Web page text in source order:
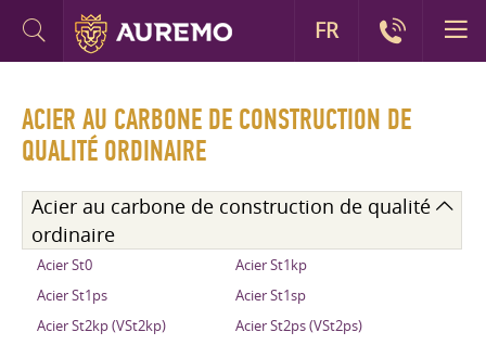
ACIER AU CARBONE DE CONSTRUCTION DE
QUALITÉ ORDINAIRE
Acier au carbone de construction de qualité
ordinaire
Acier St0
Acier St1kp
Acier St1ps
Acier St1sp
Acier St2kp (VSt2kp)
Acier St2ps (VSt2ps)
FR